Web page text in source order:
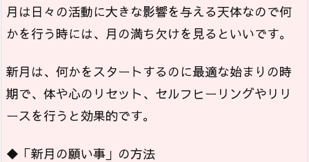
月は日々の活動に大きな影響を与える天体なので何
かを行う時には、月の満ち欠けを見るといいです。
新月は、何かをスタートするのに最適な始まりの時
期で、体や心のリセット、セルフヒーリングやリリ
ースを行うと効果的です。
◆「新月の願い事」の方法